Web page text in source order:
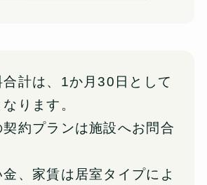
計は、1か月30日として
ります。
約プランは施設へお問合
、家賃は居室タイプによ